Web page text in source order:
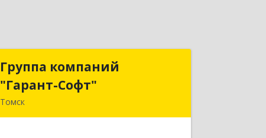
Группа компаний
"Гарант-Софт"
Томск
Группа компаний
"Гарант-Софт"